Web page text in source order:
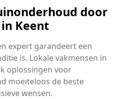
door
Keent
expert garandeert een
is. Lokale vakmensen in
oplossingen voor
moeiteloos de beste
wensen.